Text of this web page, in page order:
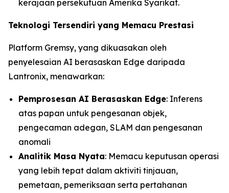
kerajaan persekutuan Amerika Syarikat.
Teknologi Tersendiri yang Memacu Prestasi
Platform Gremsy, yang dikuasakan oleh
penyelesaian AI berasaskan Edge daripada
Lantronix, menawarkan:
Pemprosesan AI Berasaskan Edge: Inferens
atas papan untuk pengesanan objek,
pengecaman adegan, SLAM dan pengesanan
anomali
Analitik Masa Nyata: Memacu keputusan operasi
yang lebih tepat dalam aktiviti tinjauan,
pemetaan, pemeriksaan serta pertahanan